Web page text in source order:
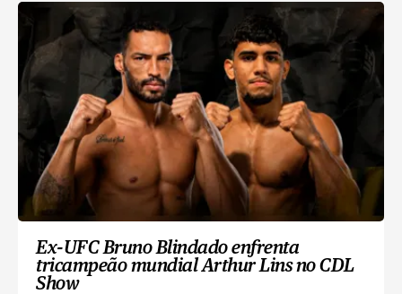
Ex-UFC Bruno Blindado enfrenta
tricampeão mundial Arthur Lins no CDL
Show